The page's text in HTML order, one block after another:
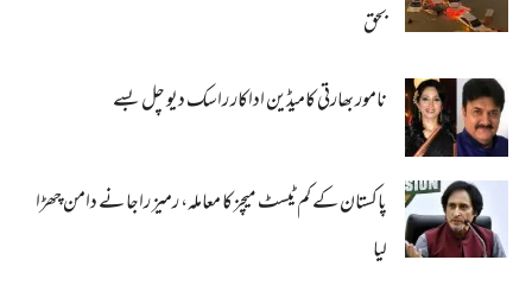
بحق
نامور بھارتی کامیڈین اداکار راسک دیو چل بسے
پاکستان کے کم ٹیسٹ میچز کا معاملہ، رمیز راجا نے دامن چھڑا
لیا